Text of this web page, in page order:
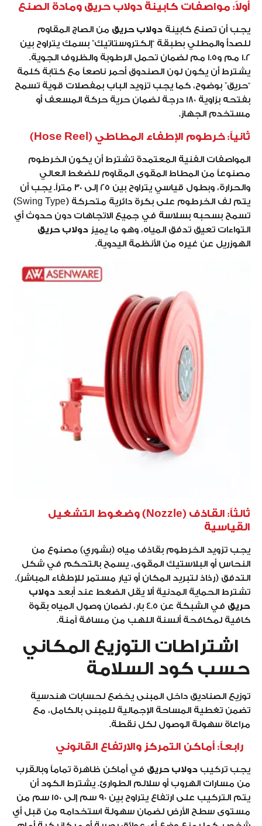
أولاً: مواصفات كابينة دولاب حريق ومادة الصنع
يجب أن تصنع كابينة دولاب حريق من الصاج المقاوم
للصدأ والمطلي بطبقة “إلكتروستاتيك” بسمك يتراوح بين
1.2 مم و1.5 مم لضمان تحمل الرطوبة والظروف الجوية.
يشترط أن يكون لون الصندوق أحمر ناصعاً مع كتابة كلمة
“حريق” بوضوح، كما يجب تزويد الباب بمفصلات قوية تسمح
بفتحه بزاوية 180 درجة لضمان حرية حركة المسعف أو
مستخدم الجهاز.
ثانياً: خرطوم الإطفاء المطاطي (Hose Reel)
المواصفات الفنية المعتمدة تشترط أن يكون الخرطوم
مصنوعاً من المطاط المقوى المقاوم للضغط العالي
والحرارة، وبطول قياسي يتراوح بين 25 إلى 30 متراً. يجب أن
يتم لف الخرطوم على بكرة دائرية متحركة (Swing Type)
تسمح بسحبه بسلاسة في جميع الاتجاهات دون حدوث أي
التواءات تعيق تدفق المياه، وهو ما يميز دولاب حريق
الهوزريل عن غيره من الأنظمة اليدوية.
ثالثاً: القاذف (Nozzle) وضغوط التشغيل
القياسية
يجب تزويد الخرطوم بقاذف مياه (بشوري) مصنوع من
النحاس أو البلاستيك المقوى، يسمح بالتحكم في شكل
التدفق (رذاذ لتبريد المكان أو تيار مستمر للإطفاء المباشر).
تشترط الحماية المدنية ألا يقل الضغط عند أبعد دولاب
حريق
في الشبكة عن 4.5 بار، لضمان وصول المياه بقوة
كافية لمكافحة ألسنة اللهب من مسافة آمنة.
اشتراطات التوزيع المكاني
حسب كود السلامة
توزيع الصناديق داخل المبنى يخضع لحسابات هندسية
تضمن تغطية المساحة الإجمالية للمبنى بالكامل، مع
مراعاة سهولة الوصول لكل نقطة.
رابعاً: أماكن التمركز والارتفاع القانوني
يجب تركيب دولاب حريق في أماكن ظاهرة تماماً وبالقرب
من مسارات الهروب أو سلالم الطوارئ. يشترط الكود أن
يتم التركيب على ارتفاع يتراوح بين 90 سم إلى 150 سم من
مستوى سطح الأرض لضمان سهولة استخدامه من قبل أي